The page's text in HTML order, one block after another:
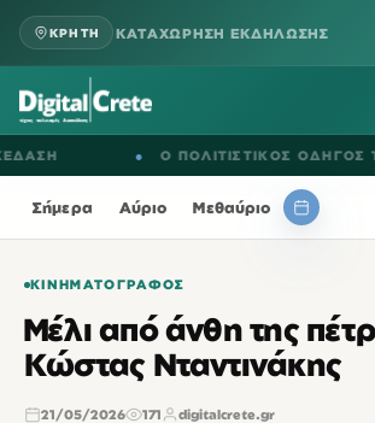
ΚΡΗΤΗ ΚΑΤΑΧΩΡΗΣΗ ΕΚΔΗΛΩΣΗΣ
Ο ΠΟΛΙΤΙΣΤΙΚΟΣ ΟΔΗΓΟΣ ΤΗΣ
Σήμερα Αύριο Μεθαύριο
ΚΙΝΗΜΑΤΟΓΡΆΦΟΣ
Μέλι από άνθη της
Κώστας Νταντινάκης
21/05/2026 171 digitalcrete.gr